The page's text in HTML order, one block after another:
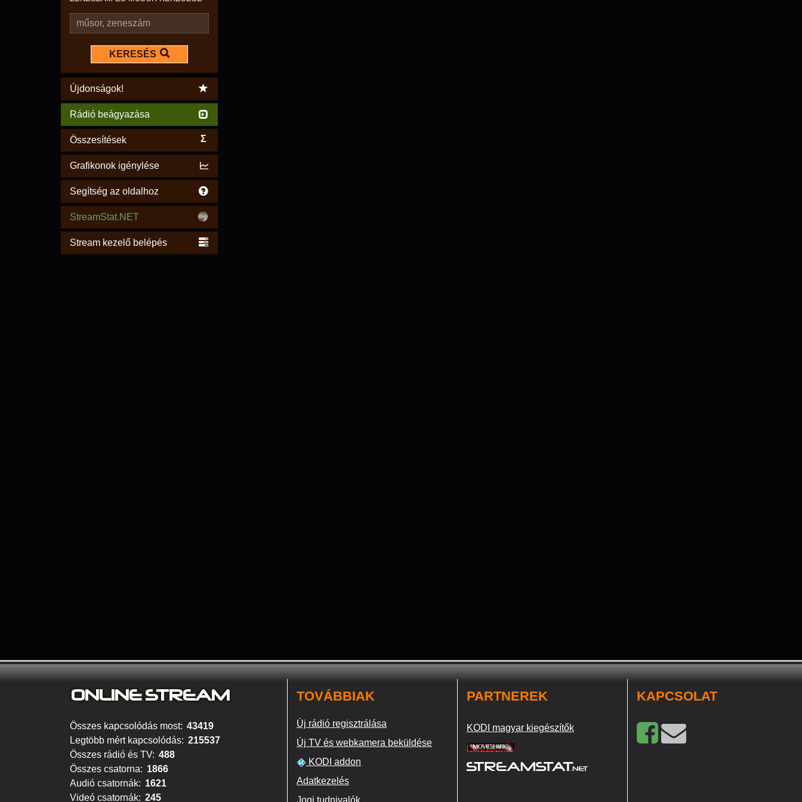
KERESÉS
Újdonságok!
Rádió beágyazása
Összesítések Σ
Grafikonok igénylése
Segítség az oldalhoz
StreamStat.NET
Stream kezelő belépés
ONLINE STREAM
Összes kapcsolódás most: 43419
Legtöbb mért kapcsolódás: 215537
Összes rádió és TV: 488
Összes csatorna: 1866
Audió csatornák: 1621
Videó csatornák: 245
TOVÁBBIAK
Új rádió regisztrálása
Új TV és webkamera beküldése
KODI addon
Adatkezelés
Jogi tudnivalók
PARTNEREK
KODI magyar kiegészítők
KAPCSOLAT